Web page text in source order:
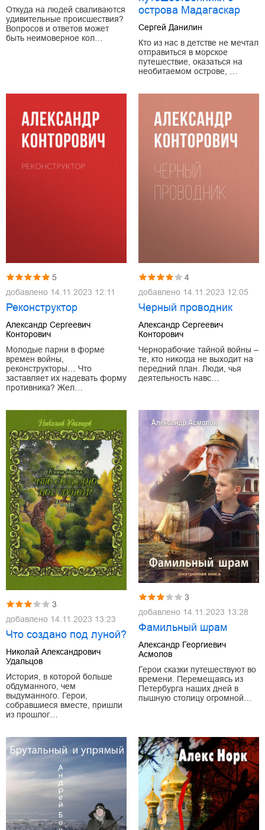
Откуда на людей сваливаются
удивительные происшествия?
Вопросов и ответов может
быть неимоверное кол…
острова Мадагаскар
Сергей Данилин
Кто из нас в детстве не мечтал
отправиться в морское
путешествие, оказаться на
необитаемом острове, …
5
добавлено 14.11.2023 12:11
Реконструктор
Александр Сергеевич
Конторович
Молодые парни в форме
времен войны,
реконструкторы… Что
заставляет их надевать форму
противника? Жел…
4
добавлено 14.11.2023 12:05
Черный проводник
Александр Сергеевич
Конторович
Чернорабочие тайной войны –
те, кто никогда не выходит на
передний план. Люди, чья
деятельность навс…
3
добавлено 14.11.2023 13:23
Что создано под луной?
Николай Александрович
Удальцов
История, в которой больше
обдуманного, чем
выдуманного. Герои,
собравшиеся вместе, пришли
из прошлог…
3
добавлено 14.11.2023 13:28
Фамильный шрам
Александр Георгиевич
Асмолов
Герои сказки путешествуют во
времени. Перемещаясь из
Петербурга наших дней в
пышную столицу огромной…